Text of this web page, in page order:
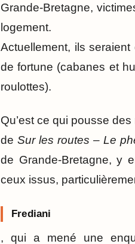
Grande-Bretagne,
logement.
Actuellement, ils
de fortune (cabanes et
roulottes).
Qu’est ce qui pousse
de Sur les routes – Le
de Grande-Bretagne, y
ceux issus,
Frediani
, qui a mené une